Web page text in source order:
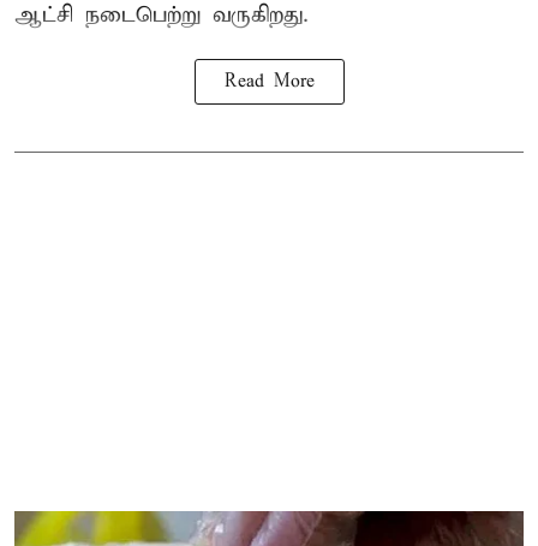
ஆட்சி நடைபெற்று வருகிறது.
Read More